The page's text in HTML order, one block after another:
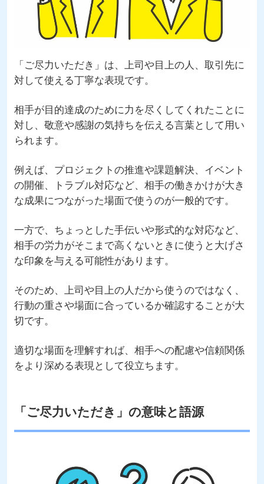
「ご尽力いただき」は、上司や目上の人、取引先に
対して使える丁寧な表現です。
相手が目的達成のために力を尽くしてくれたことに
対し、敬意や感謝の気持ちを伝える言葉として用い
られます。
例えば、プロジェクトの推進や課題解決、イベント
の開催、トラブル対応など、相手の働きかけが大き
な成果につながった場面で使うのが一般的です。
一方で、ちょっとした手伝いや形式的な対応など、
相手の労力がそこまで高くないときに使うと大げさ
な印象を与える可能性があります。
そのため、上司や目上の人だから使うのではなく、
行動の重さや場面に合っているか確認することが大
切です。
適切な場面を理解すれば、相手への配慮や信頼関係
をより深める表現として役立ちます。
「ご尽力いただき」の意味と語源